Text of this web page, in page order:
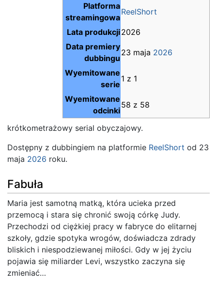
Platforma
streamingowa
ReelShort
Lata produkcji2026
Data premiery
dubbingu
23 maja 2026
Wyemitowane
serie
1 z 1
Wyemitowane
odcinki
58 z 58
krótkometrażowy serial obyczajowy.
Dostępny z dubbingiem na platformie ReelShort od 23
maja 2026 roku.
Fabuła
Maria jest samotną matką, która ucieka przed
przemocą i stara się chronić swoją córkę Judy.
Przechodzi od ciężkiej pracy w fabryce do elitarnej
szkoły, gdzie spotyka wrogów, doświadcza zdrady
bliskich i niespodziewanej miłości. Gdy w jej życiu
pojawia się miliarder Levi, wszystko zaczyna się
zmieniać…